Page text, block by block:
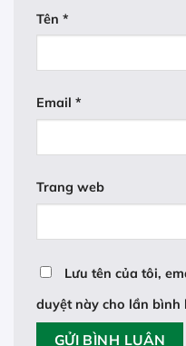
Tên *
Email *
Trang web
Lưu tên của tôi,
duyệt này cho lần bình